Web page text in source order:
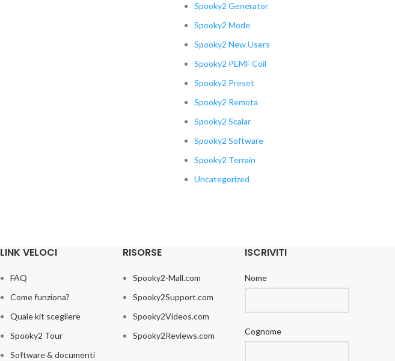
Spooky2 Generator
Spooky2 Mode
Spooky2 New Users
Spooky2 PEMF Coil
Spooky2 Preset
Spooky2 Remota
Spooky2 Scalar
Spooky2 Software
Spooky2 Terrain
Uncategorized
LINK VELOCI
FAQ
Come funziona?
Quale kit scegliere
Spooky2 Tour
Software & documenti
RISORSE
Spooky2-Mall.com
Spooky2Support.com
Spooky2Videos.com
Spooky2Reviews.com
ISCRIVITI
Nome
Cognome